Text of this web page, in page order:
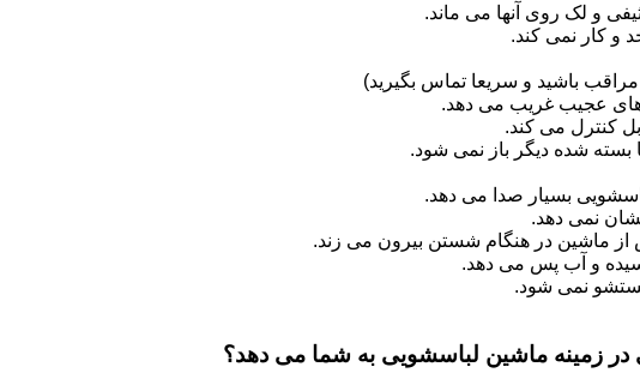
و لک روی آنها می ماند.
و کار نمی کند.
باشید و سریعا تماس بگیرید)
عجیب غریب می دهد.
کنترل می کند.
شده دیگر باز نمی شود.
بسیار صدا می دهد.
نمی دهد.
ماشین در هنگام شستن بیرون می زند.
و آب پس می دهد.
شستشو نمی شود.
در زمینه ماشین لباسشویی به شما می دهد؟